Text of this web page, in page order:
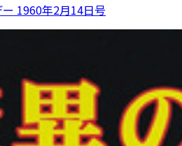
ー 1960年2月14日号